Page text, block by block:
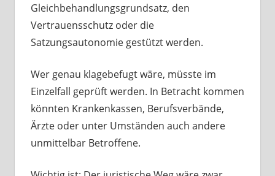
Gleichbehandlungsgrundsatz, den
Vertrauensschutz oder die
Satzungsautonomie gestützt werden.
Wer genau klagebefugt wäre, müsste im
Einzelfall geprüft werden. In Betracht kommen
könnten Krankenkassen, Berufsverbände,
Ärzte oder unter Umständen auch andere
unmittelbar Betroffene.